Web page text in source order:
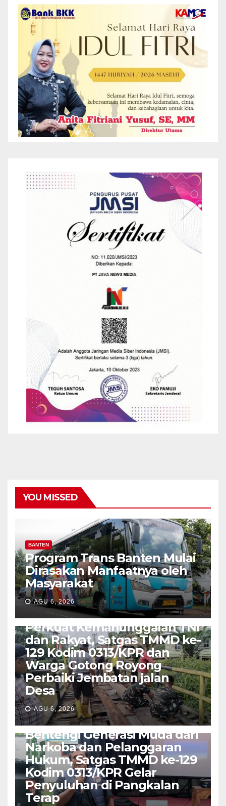
YOU MISSED
BANTEN
Program Trans Banten Mulai
Dirasakan Manfaatnya oleh
Masyarakat
AGU 6, 2026
Perkuat Kemanunggalan TNI
dan Rakyat, Satgas TMMD ke-
129 Kodim 0313/KPR dan
Warga Gotong Royong
Perbaiki Jembatan jalan
Desa
AGU 6, 2026
SUMATERA
Bentengi Generasi Muda dari
Narkoba dan Pelanggaran
Hukum, Satgas TMMD ke-129
Kodim 0313/KPR Gelar
Penyuluhan di Pangkalan
Terap